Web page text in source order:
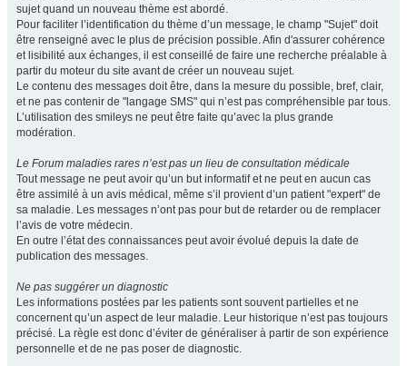
sujet quand un nouveau thème est abordé.
Pour faciliter l’identification du thème d’un message, le champ "Sujet" doit
être renseigné avec le plus de précision possible. Afin d'assurer cohérence
et lisibilité aux échanges, il est conseillé de faire une recherche préalable à
partir du moteur du site avant de créer un nouveau sujet.
Le contenu des messages doit être, dans la mesure du possible, bref, clair,
et ne pas contenir de "langage SMS" qui n’est pas compréhensible par tous.
L’utilisation des smileys ne peut être faite qu’avec la plus grande
modération.
Le Forum maladies rares n’est pas un lieu de consultation médicale
Tout message ne peut avoir qu’un but informatif et ne peut en aucun cas
être assimilé à un avis médical, même s’il provient d’un patient "expert" de
sa maladie. Les messages n’ont pas pour but de retarder ou de remplacer
l’avis de votre médecin.
En outre l’état des connaissances peut avoir évolué depuis la date de
publication des messages.
Ne pas suggérer un diagnostic
Les informations postées par les patients sont souvent partielles et ne
concernent qu’un aspect de leur maladie. Leur historique n’est pas toujours
précisé. La règle est donc d’éviter de généraliser à partir de son expérience
personnelle et de ne pas poser de diagnostic.